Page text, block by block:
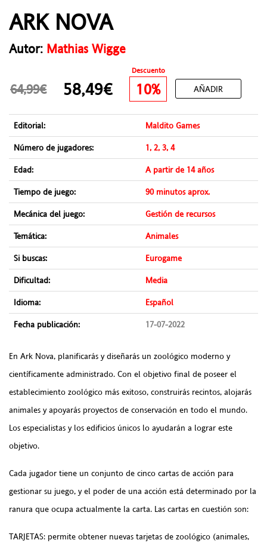
ARK NOVA
Autor: Mathias Wigge
Descuento
64,99€ 58,49€ 10% AÑADIR
Editorial:
Maldito Games
Número de jugadores:
1, 2, 3, 4
Edad:
A partir de 14 años
Tiempo de juego:
90 minutos aprox.
Mecánica del juego:
Gestión de recursos
Temática:
Animales
Si buscas:
Eurogame
Dificultad:
Media
Idioma:
Español
Fecha publicación:
17-07-2022
En Ark Nova, planificarás y diseñarás un zoológico moderno y
científicamente administrado. Con el objetivo final de poseer el
establecimiento zoológico más exitoso, construirás recintos, alojarás
animales y apoyarás proyectos de conservación en todo el mundo.
Los especialistas y los edificios únicos lo ayudarán a lograr este
objetivo.
Cada jugador tiene un conjunto de cinco cartas de acción para
gestionar su juego, y el poder de una acción está determinado por la
ranura que ocupa actualmente la carta. Las cartas en cuestión son:
TARJETAS: permite obtener nuevas tarjetas de zoológico (animales,